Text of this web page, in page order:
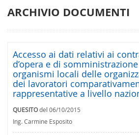
ARCHIVIO DOCUMENTI
Accesso ai dati relativi ai
d’opera e di
organismi locali delle
dei lavoratori
rappresentative a livello
QUESITOdel 06/10/2015
Ing. Carmine Esposito